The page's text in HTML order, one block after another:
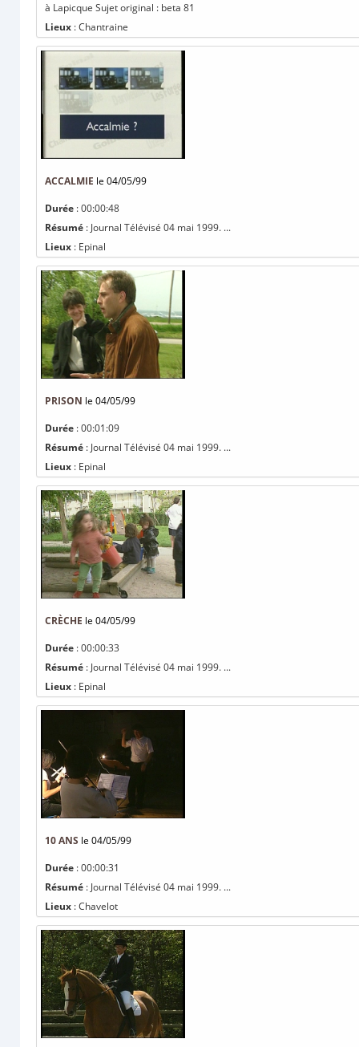
à Lapicque Sujet original : beta 81
Lieux : Chantraine
ACCALMIE le 04/05/99
Durée : 00:00:48
Résumé : Journal Télévisé 04 mai 1999. ...
Lieux : Epinal
PRISON le 04/05/99
Durée : 00:01:09
Résumé : Journal Télévisé 04 mai 1999. ...
Lieux : Epinal
CRÈCHE le 04/05/99
Durée : 00:00:33
Résumé : Journal Télévisé 04 mai 1999. ...
Lieux : Epinal
10 ANS le 04/05/99
Durée : 00:00:31
Résumé : Journal Télévisé 04 mai 1999. ...
Lieux : Chavelot